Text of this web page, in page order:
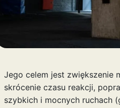
Jego celem jest zwiększenie
skrócenie czasu reakcji,
szybkich i mocnych ruchach